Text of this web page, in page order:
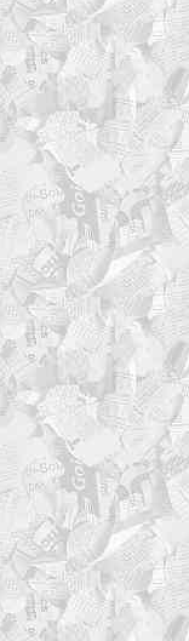
INFO
WARN
OK
DEBUG
{
%d
|
#